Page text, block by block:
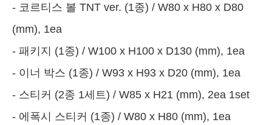
- 코르티스 볼 TNT ver. (1종) / W80 x H80 x D80
(mm), 1ea
- 패키지 (1종) / W100 x H100 x D130 (mm), 1ea
- 이너 박스 (1종) / W93 x H93 x D20 (mm), 1ea
- 스티커 (2종 1세트) / W85 x H21 (mm), 2ea 1set
- 에폭시 스티커 (1종) / W80 x H80 (mm), 1ea